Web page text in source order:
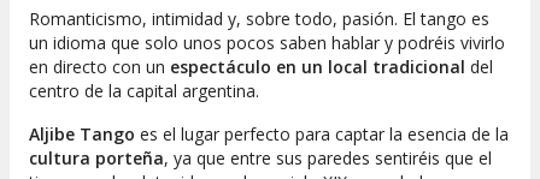
Romanticismo, intimidad y, sobre todo, pasión. El tango es
un idioma que solo unos pocos saben hablar y podréis vivirlo
en directo con un espectáculo en un local tradicional del
centro de la capital argentina.
Aljibe Tango es el lugar perfecto para captar la esencia de la
cultura porteña, ya que entre sus paredes sentiréis que el